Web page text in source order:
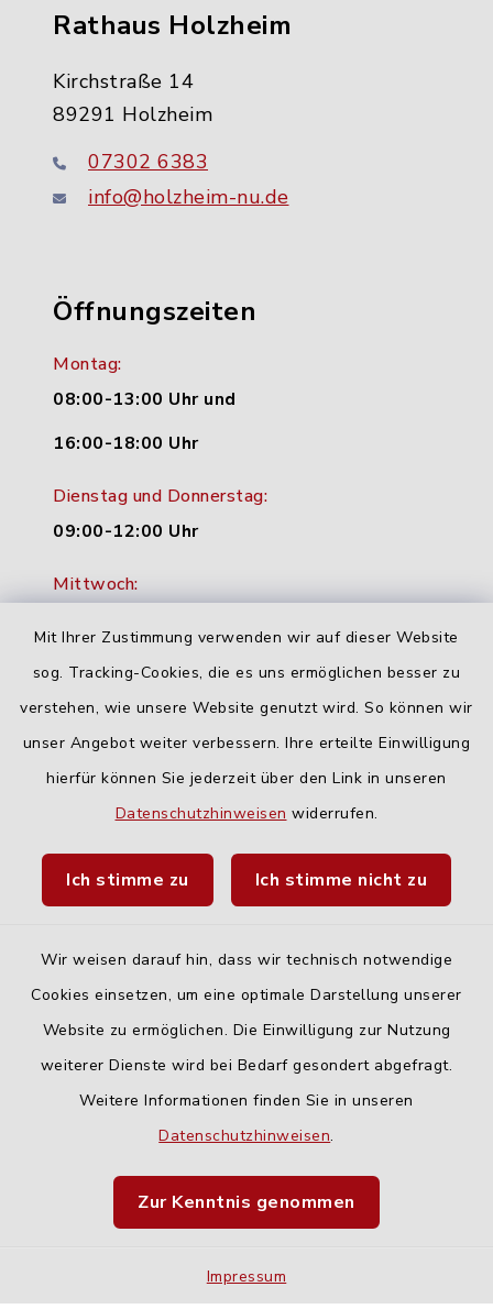
Mit Ihrer Zustimmung verwenden wir auf dieser Website
sog. Tracking-Cookies, die es uns ermöglichen besser zu
verstehen, wie unsere Website genutzt wird. So können wir
unser Angebot weiter verbessern. Ihre erteilte Einwilligung
hierfür können Sie jederzeit über den Link in unseren
Datenschutzhinweisen widerrufen.
Ich stimme zu Ich stimme nicht zu
Wir weisen darauf hin, dass wir technisch notwendige
Cookies einsetzen, um eine optimale Darstellung unserer
Website zu ermöglichen. Die Einwilligung zur Nutzung
weiterer Dienste wird bei Bedarf gesondert abgefragt.
Weitere Informationen finden Sie in unseren
Datenschutzhinweisen.
Zur Kenntnis genommen
Impressum
Rathaus Holzheim
Kirchstraße 14
89291 Holzheim
07302 6383
info@holzheim-nu.de
Öffnungszeiten
Montag:
08:00-13:00 Uhr und
16:00-18:00 Uhr
Dienstag und Donnerstag:
09:00-12:00 Uhr
Mittwoch:
Freitag:
geschlossen
Quicklinks
Fahrplanauskunft DING
Barrierefreiheit
Impressum
Sitemap